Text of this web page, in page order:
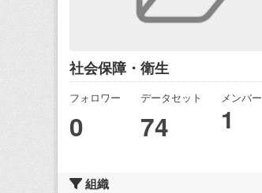
社会保障・衛生
フォロワー
0
データセット
74
メンバー
1
組織